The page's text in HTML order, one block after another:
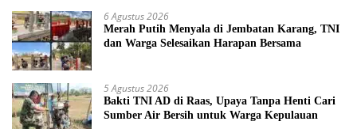
6 Agustus 2026
Merah Putih Menyala di Jembatan Karang, TNI
dan Warga Selesaikan Harapan Bersama
5 Agustus 2026
Bakti TNI AD di Raas, Upaya Tanpa Henti Cari
Sumber Air Bersih untuk Warga Kepulauan